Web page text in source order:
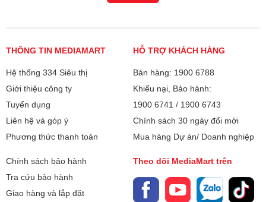
bản hay đồ họa nâng cao, chất lượng hình ảnh luôn ổn định
Tỉ lệ màn hình:
Cổng kết nối: HDMI, DisplayPort
Bảo hành 24 tháng
Trung Quốc
THÔNG TIN MEDIAMART
Hệ thống 334 Siêu thị
Giới thiệu công ty
Tuyển dụng
Liên hệ và góp ý
Phương thức thanh toán
HỖ TRỢ KHÁCH HÀNG
Bán hàng: 1900 6788
Khiếu nại, Bảo hành:
1900 6741 / 1900 6743
Chính sách 30 ngày đổi mới
Mua hàng Dự án/ Doanh nghiệp
Chính sách bảo hành
Tra cứu bảo hành
Giao hàng và lắp đặt
Theo dõi MediaMart trên